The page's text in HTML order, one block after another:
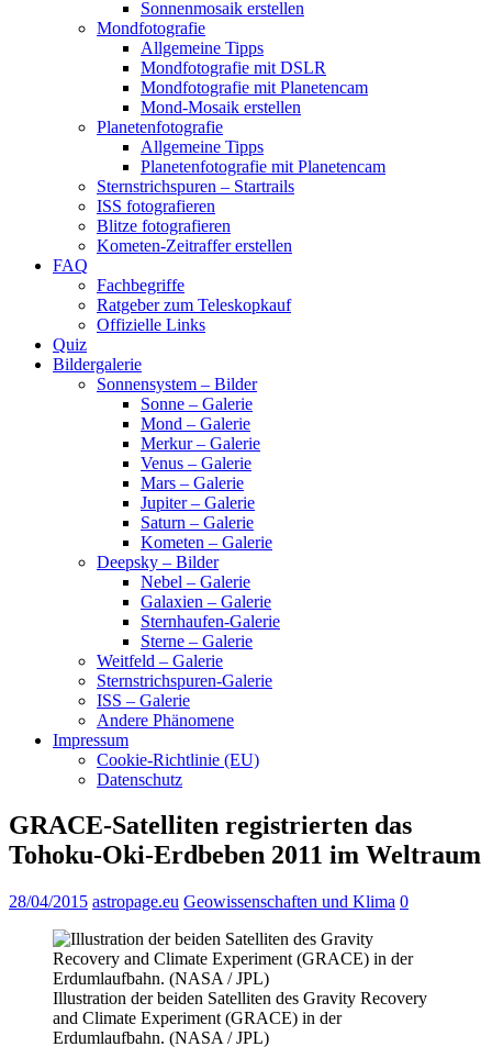
Sonnenmosaik erstellen
Mondfotografie
Allgemeine Tipps
Mondfotografie mit DSLR
Mondfotografie mit Planetencam
Mond-Mosaik erstellen
Planetenfotografie
Allgemeine Tipps
Planetenfotografie mit Planetencam
Sternstrichspuren – Startrails
ISS fotografieren
Blitze fotografieren
Kometen-Zeitraffer erstellen
FAQ
Fachbegriffe
Ratgeber zum Teleskopkauf
Offizielle Links
Quiz
Bildergalerie
Sonnensystem – Bilder
Sonne – Galerie
Mond – Galerie
Merkur – Galerie
Venus – Galerie
Mars – Galerie
Jupiter – Galerie
Saturn – Galerie
Kometen – Galerie
Deepsky – Bilder
Nebel – Galerie
Galaxien – Galerie
Sternhaufen-Galerie
Sterne – Galerie
Weitfeld – Galerie
Sternstrichspuren-Galerie
ISS – Galerie
Andere Phänomene
Impressum
Cookie-Richtlinie (EU)
Datenschutz
GRACE-Satelliten registrierten das
Tohoku-Oki-Erdbeben 2011 im Weltraum
28/04/2015 astropage.eu Geowissenschaften und Klima 0
Illustration der beiden Satelliten des Gravity Recovery
and Climate Experiment (GRACE) in der
Erdumlaufbahn. (NASA / JPL)